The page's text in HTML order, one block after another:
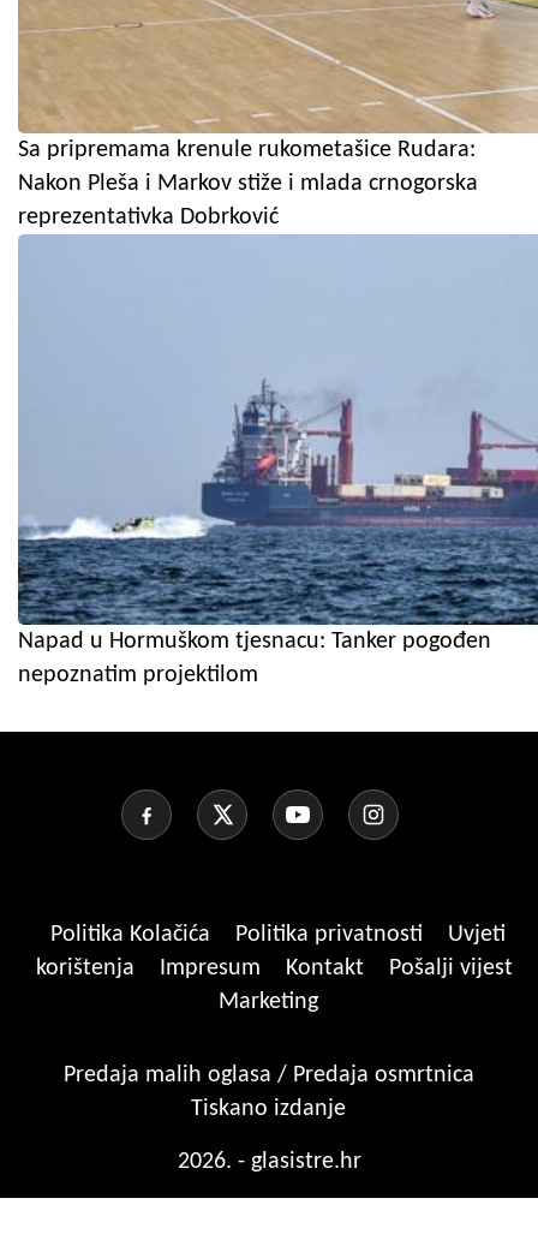
Sa pripremama krenule rukometašice Rudara:
Nakon Pleša i Markov stiže i mlada crnogorska
reprezentativka Dobrković
Napad u Hormuškom tjesnacu: Tanker pogođen
nepoznatim projektilom
Politika Kolačića Politika privatnosti
Uvjeti
korištenja
Impresum Kontakt
Pošalji vijest
Marketing
Predaja malih oglasa / Predaja osmrtnica
Tiskano izdanje
2026. - glasistre.hr